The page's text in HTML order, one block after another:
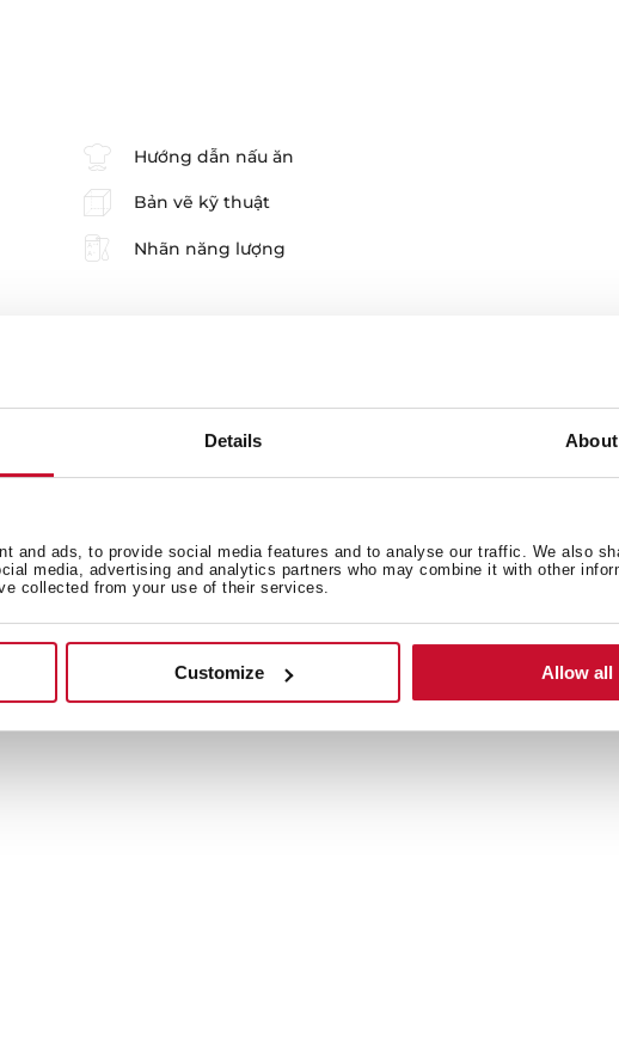
Details About
and ads, to provide social media features and to analyse our traffic. We also
media, advertising and analytics partners who may combine it with other
collected from your use of their services.
Customize Allow all
Hướng dẫn nấu ăn
Bản vẽ kỹ thuật
Nhãn năng lượng
LÒ NƯỚNG - CÁCH SỬ DỤNG
NƯỚC HYDROCLEAN
LÒ